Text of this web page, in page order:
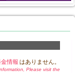
情報 はありません。
Please visit the